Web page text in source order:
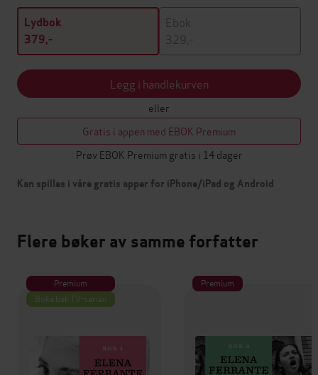
Lydbok
379,-
Ebok
329,-
Legg i handlekurven
eller
Gratis i appen med EBOK Premium
Prøv EBOK Premium gratis i 14 dager
Kan spilles i våre gratis apper for iPhone/iPad og Android
Flere bøker av samme forfatter
Premium
Boka bak TV-serien
Premium